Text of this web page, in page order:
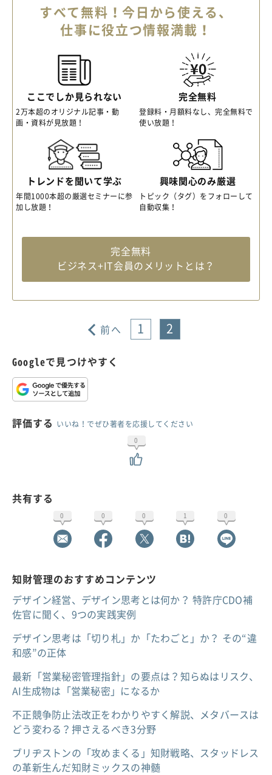
すべて無料！今日から使える、
仕事に役立つ情報満載！
ここでしか見られない
2万本超のオリジナル記事・動
画・資料が見放題！
完全無料
登録料・月額料なし、完全無料で
使い放題！
トレンドを聞いて学ぶ
年間1000本超の厳選セミナーに参
加し放題！
興味関心のみ厳選
トピック（タグ）をフォローして
自動収集！
完全無料
ビジネス+IT会員のメリットとは？
前へ 1 2
Googleで見つけやすく
評価する いいね！でぜひ著者を応援してください
0
共有する
0 0 0 1 0
知財管理のおすすめコンテンツ
デザイン経営、デザイン思考とは何か？ 特許庁CDO補
佐官に聞く、9つの実践実例
デザイン思考は「切り札」か「たわごと」か？ その“違
和感”の正体
最新「営業秘密管理指針」の要点は？知らぬはリスク、
AI生成物は「営業秘密」になるか
不正競争防止法改正をわかりやすく解説、メタバースは
どう変わる？押さえるべき3分野
ブリヂストンの「攻めまくる」知財戦略、スタッドレス
の革新生んだ知財ミックスの神髄